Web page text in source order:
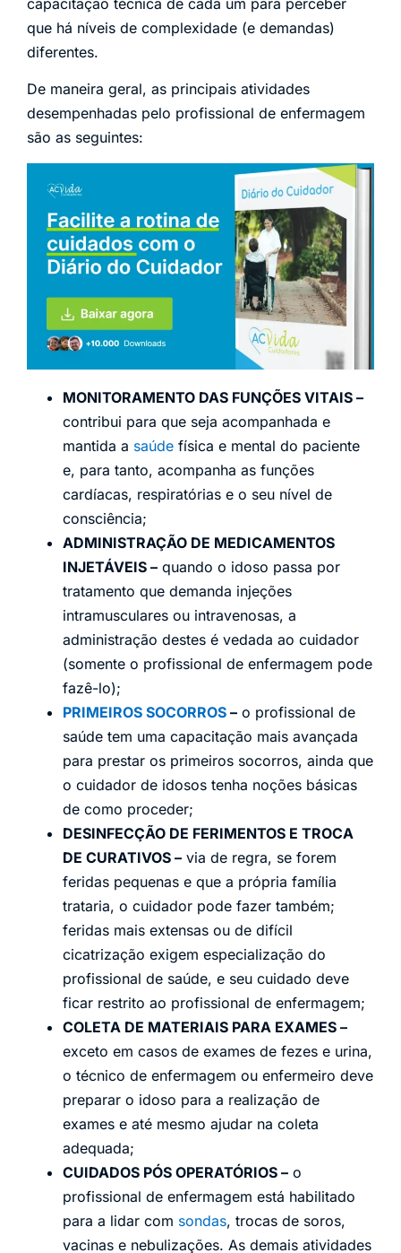
que há níveis de complexidade (e demandas)
diferentes.
De maneira geral, as principais atividades
desempenhadas pelo profissional de enfermagem
são as seguintes:
MONITORAMENTO DAS FUNÇÕES VITAIS –
contribui para que seja acompanhada e
mantida a saúde física e mental do paciente
e, para tanto, acompanha as funções
cardíacas, respiratórias e o seu nível de
consciência;
ADMINISTRAÇÃO DE MEDICAMENTOS
INJETÁVEIS – quando o idoso passa por
tratamento que demanda injeções
intramusculares ou intravenosas, a
administração destes é vedada ao cuidador
(somente o profissional de enfermagem pode
fazê-lo);
PRIMEIROS SOCORROS – o profissional de
saúde tem uma capacitação mais avançada
para prestar os primeiros socorros, ainda que
o cuidador de idosos tenha noções básicas
de como proceder;
DESINFECÇÃO DE FERIMENTOS E TROCA
DE CURATIVOS – via de regra, se forem
feridas pequenas e que a própria família
trataria, o cuidador pode fazer também;
feridas mais extensas ou de difícil
cicatrização exigem especialização do
profissional de saúde, e seu cuidado deve
ficar restrito ao profissional de enfermagem;
COLETA DE MATERIAIS PARA EXAMES –
exceto em casos de exames de fezes e urina,
o técnico de enfermagem ou enfermeiro deve
preparar o idoso para a realização de
exames e até mesmo ajudar na coleta
adequada;
CUIDADOS PÓS OPERATÓRIOS – o
profissional de enfermagem está habilitado
para a lidar com sondas, trocas de soros,
vacinas e nebulizações. As demais atividades